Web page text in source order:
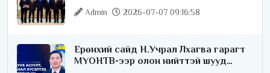
Admin 2026-07-07 09:16:58
Ерөнхий сайд Н.Учрал Лхагва гарагт
МҮОНТВ-ээр олон нийттэй шууд